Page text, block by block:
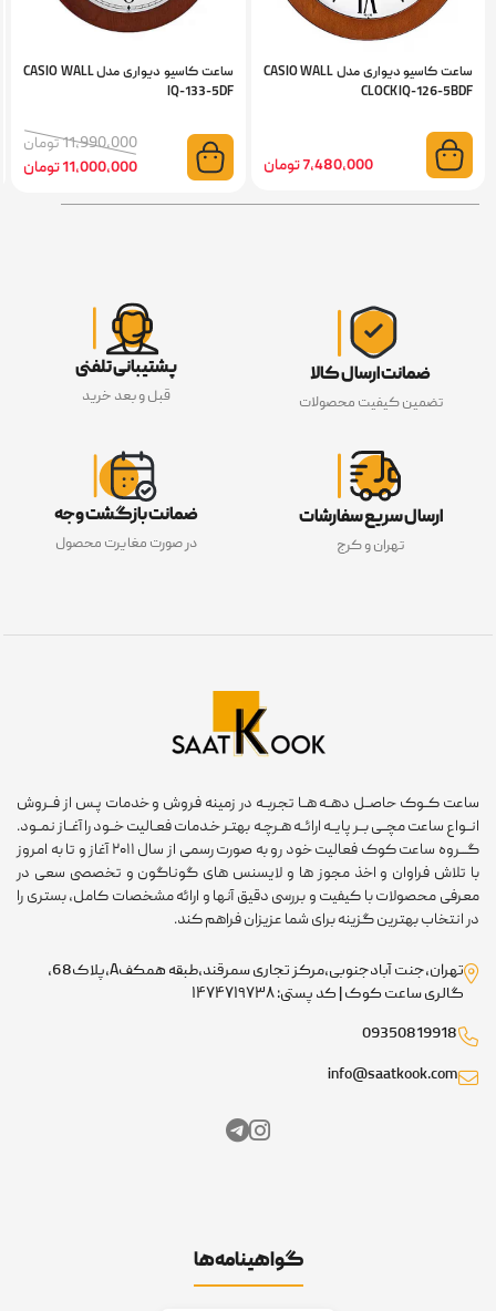
ساعت کاسیو دیواری مدل CASIO WALL
CLOCK IQ-126-5BDF
7,480,000 تومان
ساعت کاسیو دیواری مدل CASIO WALL
IQ-133-5DF
11,990,000 تومان
11,000,000 تومان
ضمانت ارسال کالا
تضمین کیفیت محصولات
پشتیبانی تلفنی
قبل و بعد خرید
ارسال سریع سفارشات
تهران و کرج
ضمانت بازگشت وجه
در صورت مغایرت محصول
ساعت کــوک حاصــل دهــه هــا تجربــه در زمینه فروش و خدمات پـس از فــروش
انــواع ساعت مچــی بــر پایــه ارائــه هـرچـه بهتـر خـدمات فعـالیت خــود را آغــاز نمــود.
گـــروه ساعت کوک فعالیت خود رو به صورت رسمی از سال ۲۰۱۱ آغاز و تا به امروز
با تلاش فراوان و اخذ مجوز ها و لایسنس های گوناگون و تخصصی سعی در
معرفی محصولات با کیفیت و بررسی دقیق آنها و ارائه مشخصات کامل، بستری را
در انتخاب بهترین گزینه برای شما عزیزان فراهم کند.
تهران،جنت آبادجنوبی،مرکز تجاری سمرقند،طبقه همکفA،پلاک68،
گالری ساعت کوک | کد پستی: ۱۴۷۴۷۱۹۷۳۸
09350819918
info@saatkook.com
گواهینامه‌ها